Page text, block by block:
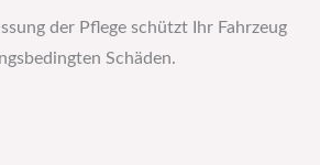
der Pflege schützt Ihr Fahrzeug
Schäden.